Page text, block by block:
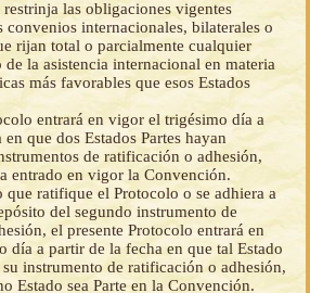
las obligaciones vigentes
convenios internacionales, bilaterales o
rijan total o parcialmente cualquier
de la asistencia internacional en materia
más favorables que esos Estados
entrará en vigor el trigésimo día a
que dos Estados Partes hayan
de ratificación o adhesión,
entrado en vigor la Convención.
que ratifique el Protocolo o se adhiera a
del segundo instrumento de
el presente Protocolo entrará en
día a partir de la fecha en que tal Estado
instrumento de ratificación o adhesión,
Estado sea Parte en la Convención.